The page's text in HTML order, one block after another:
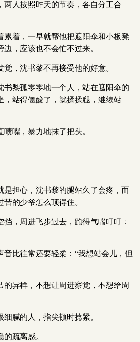
两人按照昨天的节奏，各自分工合
累着，一早就帮他把遮阳伞和小板凳
，应该也不会忙不过来。
觉，沈书黎不再接受他的好意。
书黎孤零零地一个人，站在遮阳伞的
，站得僵酸了，就揉揉腿，继续站
啧嘴，暴力地抹了把头。
是担心，沈书黎的腿站久了会疼，而
苦的少爷怎么顶得住。
挡，周进飞步过去，跑得气喘吁吁：
音比往常还要轻柔：“我想站会儿，但
的异样，不想让周进察觉，不想给周
细腻的人，指尖顿时捻紧。
的疏离感。